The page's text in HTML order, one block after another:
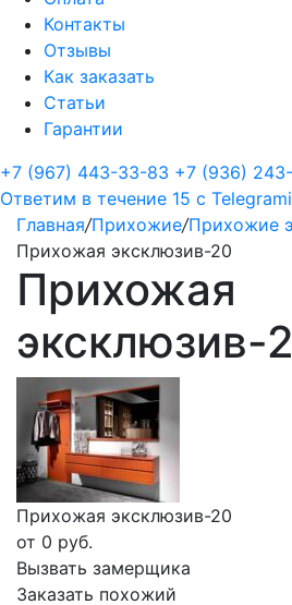
Контакты
Отзывы
Как заказать
Статьи
Гарантии
+7 (967) 443-33-83 +7 (936)
Ответим в течение 15 с Telegram
Главная/Прихожие/Прихожие
Прихожая эксклюзив-20
Прихожая
эксклюзив-
Прихожая эксклюзив-20
от 0 руб.
Вызвать замерщика
Заказать похожий